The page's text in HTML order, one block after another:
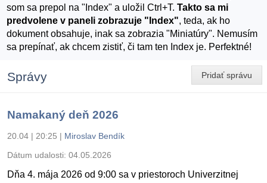
som sa prepol na "Index" a uložil Ctrl+T.Takto sa mi
predvolene v paneli zobrazuje "Index", teda, ak ho
dokument obsahuje, inak sa zobrazia "Miniatúry". Nemusím
sa prepínať, ak chcem zistiť, či tam ten Index je. Perfektné!
Pridať správu
Správy
Namakaný deň 2026
20.04 | 20:25 | Miroslav Bendík
Dátum udalosti: 04.05.2026
Dňa 4. mája 2026 od 9:00 sa v priestoroch Univerzitnej